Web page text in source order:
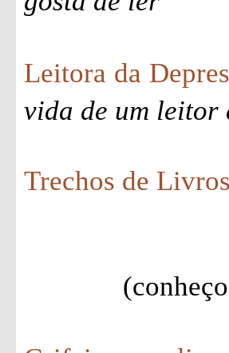
Leitora da
vida de um leitor
Trechos de Livros